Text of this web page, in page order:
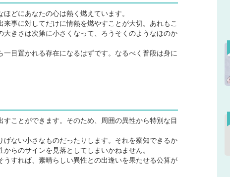
どにあなたの心は熱く燃えています。
事に対してだけに情熱を燃やすことが大切。あれもこ
きさは次第に小さくなって、ろうそくのようなほのか
目置かれる存在になるはずです。なるべく普段は身に
ことができます。そのため、周囲の異性から特別な目
ない小さなものだったりします。それを察知できるか
らのサインを見落としてしまいかねません。
すれば、素晴らしい異性との出逢いを果たせる公算が